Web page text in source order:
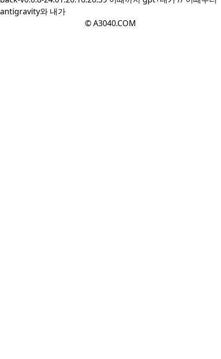
antigravity와 내가
© A3040.COM